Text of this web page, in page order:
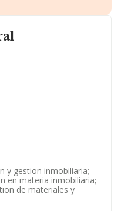
y gestion inmobiliaria;
en materia inmobiliaria;
de materiales y
complementaria.